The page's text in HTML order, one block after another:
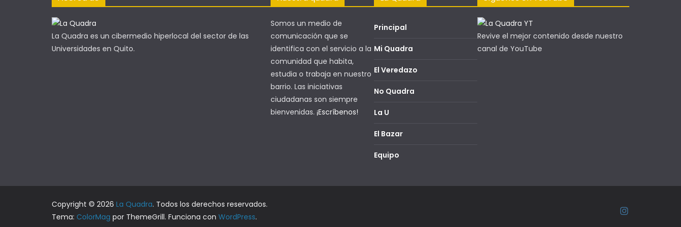
La Quadra es un cibermedio hiperlocal del sector de las
Universidades en Quito.
Somos un medio de
comunicación que se
identifica con el servicio a la
comunidad que habita,
estudia o trabaja en nuestro
barrio. Las iniciativas
ciudadanas son siempre
bienvenidas. ¡Escríbenos!
Principal
Mi Quadra
El Veredazo
No Quadra
La U
El Bazar
Equipo
Revive el mejor contenido desde nuestro
canal de YouTube
Copyright © 2026 La Quadra. Todos los derechos reservados.
Tema: ColorMag por ThemeGrill. Funciona con WordPress.